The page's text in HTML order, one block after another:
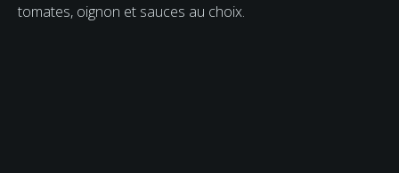
tomates, oignon et sauces au choix.